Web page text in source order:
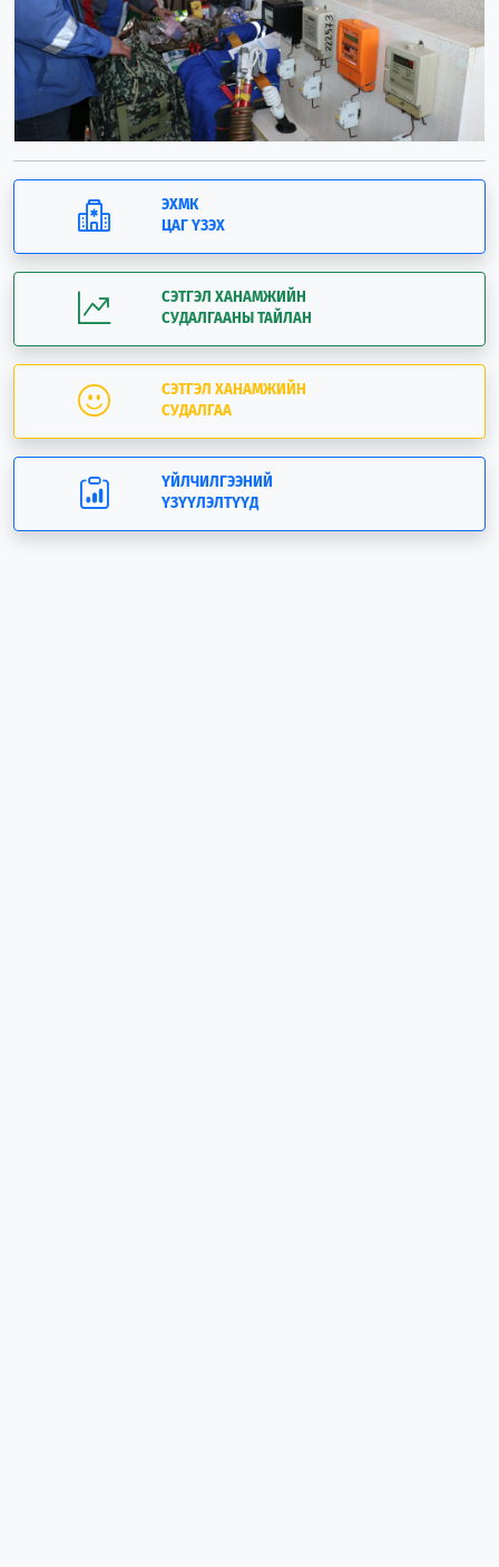
ЭХМК
ЦАГ ҮЗЭХ
СЭТГЭЛ ХАНАМЖИЙН
СУДАЛГААНЫ ТАЙЛАН
СЭТГЭЛ ХАНАМЖИЙН
СУДАЛГАА
ҮЙЛЧИЛГЭЭНИЙ
ҮЗҮҮЛЭЛТҮҮД